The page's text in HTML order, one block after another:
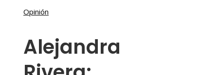
Opinión
Alejandra